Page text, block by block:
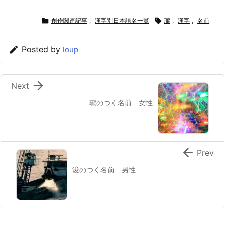
 創作関連記事 , 漢字別日本語名一覧  瓏 , 漢字 , 名前
 Posted by loup
瓏のつく名前 女性

Next
浚のつく名前 男性
 Prev